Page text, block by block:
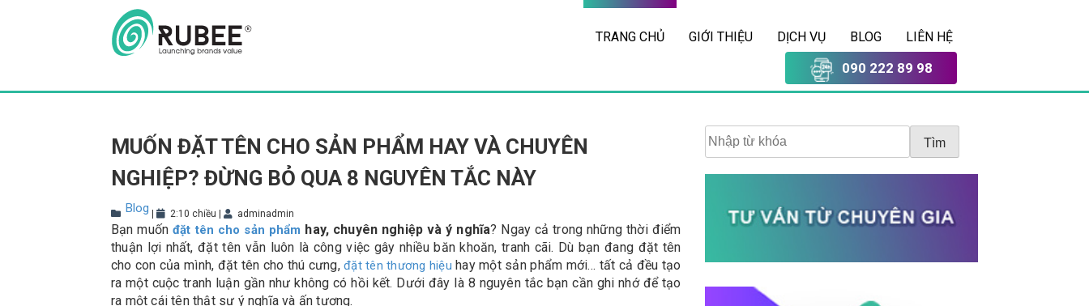
TRANG CHỦ GIỚI THIỆU DỊCH VỤ BLOG LIÊN HỆ
090 222 89 98
MUỐN ĐẶT TÊN CHO SẢN PHẨM HAY VÀ CHUYÊN
NGHIỆP? ĐỪNG BỎ QUA 8 NGUYÊN TẮC NÀY
Blog 2:10 chiều adminadmin
Bạn muốn đặt tên cho sản phẩm hay, chuyên nghiệp và ý nghĩa? Ngay cả trong những thời điểm
thuận lợi nhất, đặt tên vẫn luôn là công việc gây nhiều băn khoăn, tranh cãi. Dù bạn đang đặt tên
cho con của mình, đặt tên cho thú cưng,đặt tên thương hiệu hay một sản phẩm mới… tất cả đều tạo
ra một cuộc tranh luận gần như không có hồi kết. Dưới đây là 8 nguyên tắc bạn cần ghi nhớ để tạo
ra một cái tên thật sự ý nghĩa và ấn tượng.
Tìm